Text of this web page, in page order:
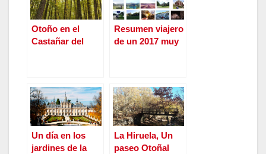
Otoño en el
Castañar del
Resumen viajero
de un 2017 muy
Un día en los
jardines de la
La Hiruela, Un
paseo Otoñal